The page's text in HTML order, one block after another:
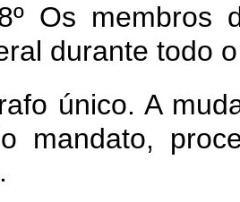
Os membros
durante todo
único. A
mandato,